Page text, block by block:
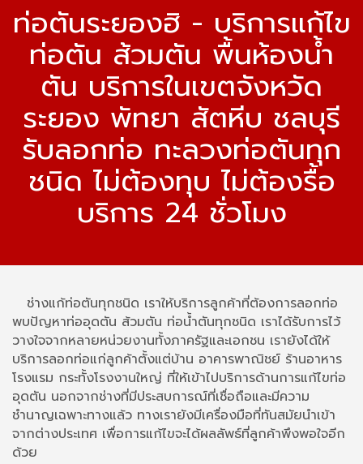
ท่อตันระยองฮิ - บริการแก้ไข
ท่อตัน ส้วมตัน พื้นห้องน้ำ
ตัน บริการในเขตจังหวัด
ระยอง พัทยา สัตหีบ ชลบุรี
รับลอกท่อ ทะลวงท่อตันทุก
ชนิด ไม่ต้องทุบ ไม่ต้องรื้อ
บริการ 24 ชั่วโมง
ช่างแก้ท่อตันทุกชนิด เราให้บริการลูกค้าที่ต้องการลอกท่อ
พบปัญหาท่ออุดตัน ส้วมตัน ท่อน้ำตันทุกชนิด เราได้รับการไว้
วางใจจากหลายหน่วยงานทั้งภาครัฐและเอกชน เรายังได้ให้
บริการลอกท่อแก่ลูกค้าตั้งแต่บ้าน อาคารพาณิชย์ ร้านอาหาร
โรงแรม กระทั้งโรงงานใหญ่ ที่ให้เข้าไปบริการด้านการแก้ไขท่อ
อุดตัน นอกจากช่างที่มีประสบการณ์ที่เชื่อถือและมีความ
ชำนาญเฉพาะทางแล้ว ทางเรายังมีเครื่องมือที่ทันสมัยนำเข้า
จากต่างประเทศ เพื่อการแก้ไขจะได้ผลลัพธ์ที่ลูกค้าพึงพอใจอีก
ด้วย